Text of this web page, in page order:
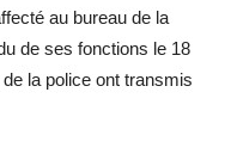
au bureau de la
de ses fonctions le 18
la police ont transmis